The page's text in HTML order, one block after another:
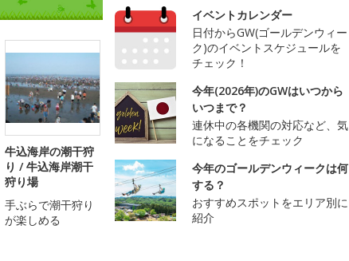
牛込海岸の潮干狩
り / 牛込海岸潮干
狩り場
手ぶらで潮干狩り
が楽しめる
イベントカレンダー
日付からGW(ゴールデンウィー
ク)のイベントスケジュールを
チェック！
今年(2026年)のGWはいつから
いつまで？
連休中の各機関の対応など、気
になることをチェック
今年のゴールデンウィークは何
する？
おすすめスポットをエリア別に
紹介